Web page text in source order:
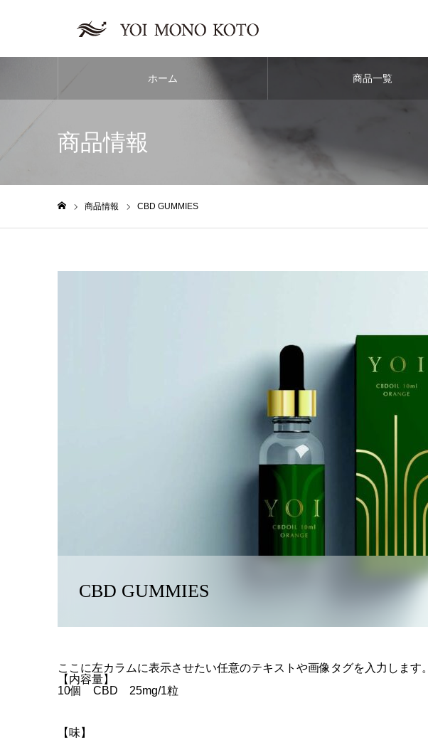
ホーム 商品一覧
商品情報
商品情報 CBD GUMMIES
CBD GUMMIES
ここに左カラムに表示させたい任意のテキストや画像タグを入力します。
【内容量】
10個 CBD 25mg/1粒
【味】